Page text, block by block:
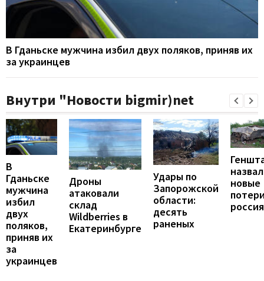
В Гданьске мужчина избил двух поляков, приняв их
за украинцев
Внутри "Новости bigmir)net
В
Гданьске
мужчина
избил
двух
поляков,
приняв их
за
украинцев
Дроны
атаковали
склад
Wildberries в
Екатеринбурге
Удары по
Запорожской
области:
десять
раненых
назвал
новые